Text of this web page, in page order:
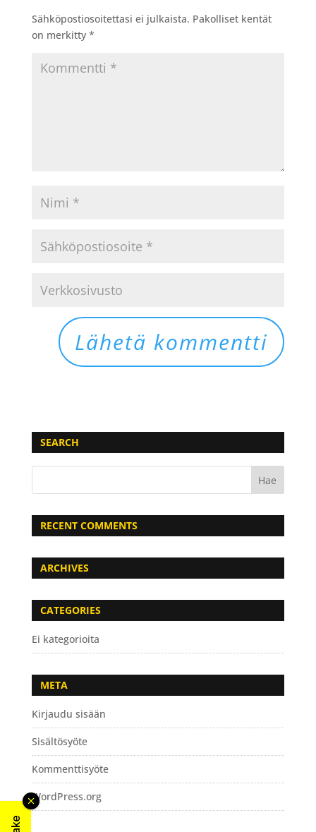
Sähköpostiosoitettasi ei julkaista. Pakolliset kentät
on merkitty *
SEARCH
RECENT COMMENTS
ARCHIVES
CATEGORIES
Ei kategorioita
META
Kirjaudu sisään
Sisältösyöte
Kommenttisyöte
WordPress.org